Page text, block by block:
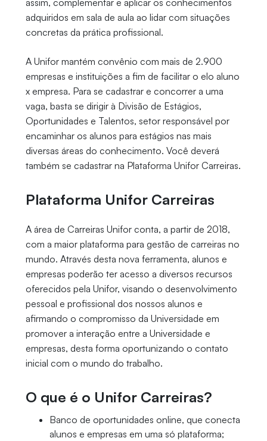
assim, complementar e aplicar os conhecimentos
adquiridos em sala de aula ao lidar com situações
concretas da prática profissional.
A Unifor mantém convênio com mais de 2.900
empresas e instituições a fim de facilitar o elo aluno
x empresa. Para se cadastrar e concorrer a uma
vaga, basta se dirigir à Divisão de Estágios,
Oportunidades e Talentos, setor responsável por
encaminhar os alunos para estágios nas mais
diversas áreas do conhecimento. Você deverá
também se cadastrar na Plataforma Unifor Carreiras.
Plataforma Unifor Carreiras
A área de Carreiras Unifor conta, a partir de 2018,
com a maior plataforma para gestão de carreiras no
mundo. Através desta nova ferramenta, alunos e
empresas poderão ter acesso a diversos recursos
oferecidos pela Unifor, visando o desenvolvimento
pessoal e profissional dos nossos alunos e
afirmando o compromisso da Universidade em
promover a interação entre a Universidade e
empresas, desta forma oportunizando o contato
inicial com o mundo do trabalho.
O que é o Unifor Carreiras?
Banco de oportunidades online, que conecta
alunos e empresas em uma só plataforma;